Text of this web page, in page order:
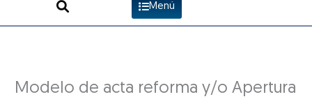
Menú
Modelo de acta reforma y/o Apertura